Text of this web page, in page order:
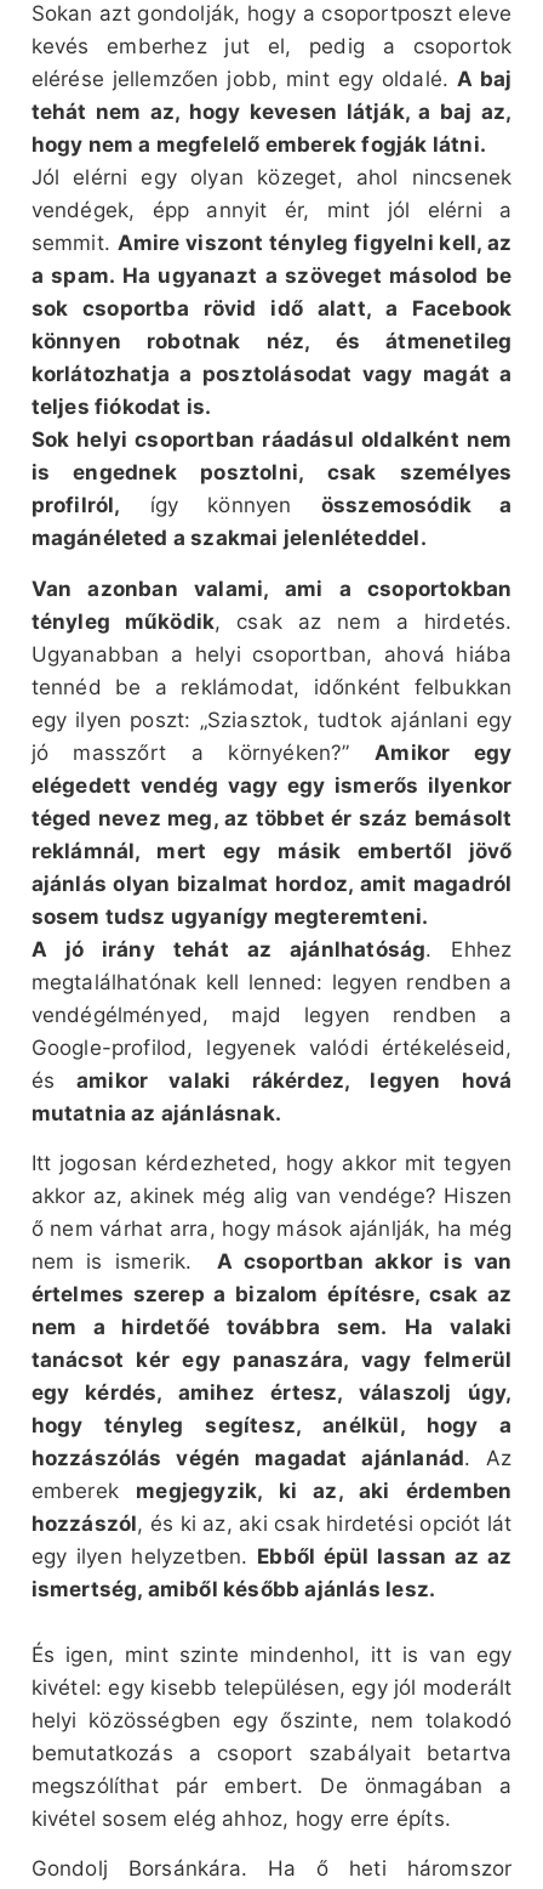
Sokan azt gondolják, hogy a csoportposzt eleve
kevés emberhez jut el, pedig a csoportok
elérése jellemzően jobb, mint egy oldalé. A baj
tehát nem az, hogy kevesen látják, a baj az,
hogy nem a megfelelő emberek fogják látni.
Jól elérni egy olyan közeget, ahol nincsenek
vendégek, épp annyit ér, mint jól elérni a
semmit. Amire viszont tényleg figyelni kell, az
a spam. Ha ugyanazt a szöveget másolod be
sok csoportba rövid idő alatt, a Facebook
könnyen robotnak néz, és átmenetileg
korlátozhatja a posztolásodat vagy magát a
teljes fiókodat is.
Sok helyi csoportban ráadásul oldalként nem
is engednek posztolni, csak személyes
profilról, így könnyen összemosódik a
magánéleted a szakmai jelenléteddel.
Van azonban valami, ami a csoportokban
tényleg működik, csak az nem a hirdetés.
Ugyanabban a helyi csoportban, ahová hiába
tennéd be a reklámodat, időnként felbukkan
egy ilyen poszt: „Sziasztok, tudtok ajánlani egy
jó masszőrt a környéken?” Amikor egy
elégedett vendég vagy egy ismerős ilyenkor
téged nevez meg, az többet ér száz bemásolt
reklámnál, mert egy másik embertől jövő
ajánlás olyan bizalmat hordoz, amit magadról
sosem tudsz ugyanígy megteremteni.
A jó irány tehát az ajánlhatóság. Ehhez
megtalálhatónak kell lenned: legyen rendben a
vendégélményed, majd legyen rendben a
Google-profilod, legyenek valódi értékeléseid,
és amikor valaki rákérdez, legyen hová
mutatnia az ajánlásnak.
Itt jogosan kérdezheted, hogy akkor mit tegyen
akkor az, akinek még alig van vendége? Hiszen
ő nem várhat arra, hogy mások ajánlják, ha még
nem is ismerik. A csoportban akkor is van
értelmes szerep a bizalom építésre, csak az
nem a hirdetőé továbbra sem.
Ha valaki
tanácsot kér egy panaszára, vagy felmerül
egy kérdés, amihez értesz, válaszolj úgy,
hogy tényleg segítesz, anélkül, hogy a
hozzászólás végén magadat ajánlanád. Az
emberek megjegyzik, ki az, aki érdemben
hozzászól, és ki az, aki csak hirdetési opciót lát
egy ilyen helyzetben. Ebből épül lassan az az
ismertség, amiből később ajánlás lesz.
És igen, mint szinte mindenhol, itt is van egy
kivétel: egy kisebb településen, egy jól moderált
helyi közösségben egy őszinte, nem tolakodó
bemutatkozás a csoport szabályait betartva
megszólíthat pár embert. De önmagában a
kivétel sosem elég ahhoz, hogy erre építs.
Gondolj Borsánkára. Ha ő heti háromszor